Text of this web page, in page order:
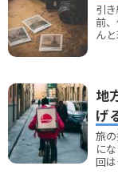
引
前
ん
地
げ
旅
に
回